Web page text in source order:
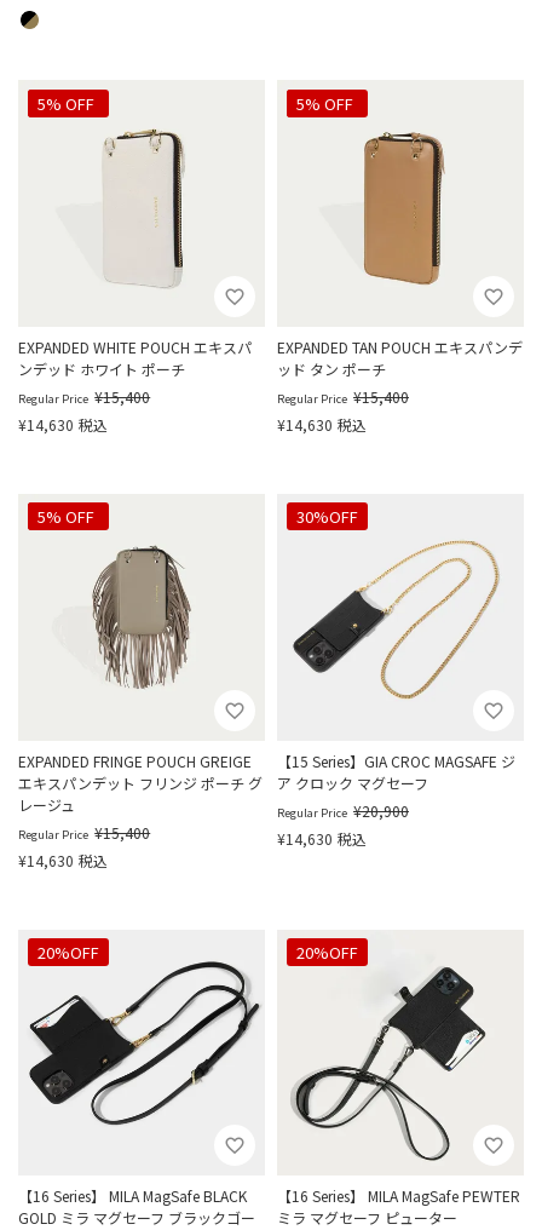
EXPANDED WHITE POUCH エキスパ
ンデッド ホワイト ポーチ
20%OFF
5% OFF
Regular Price ¥15,400
¥14,630 税込
EXPANDED TAN POUCH エキスパンデ
ッド タン ポーチ
20%OFF
5% OFF
Regular Price ¥15,400
¥14,630 税込
EXPANDED FRINGE POUCH GREIGE
エキスパンデット フリンジ ポーチ グ
レージュ
20%OFF
5% OFF
Regular Price ¥15,400
¥14,630 税込
【15 Series】GIA CROC MAGSAFE ジ
ア クロック マグセーフ
30%OFF
Regular Price ¥20,900
¥14,630 税込
【16 Series】 MILA MagSafe BLACK
GOLD ミラ マグセーフ ブラックゴー
20%OFF
【16 Series】 MILA MagSafe PEWTER
ミラ マグセーフ ピューター
20%OFF